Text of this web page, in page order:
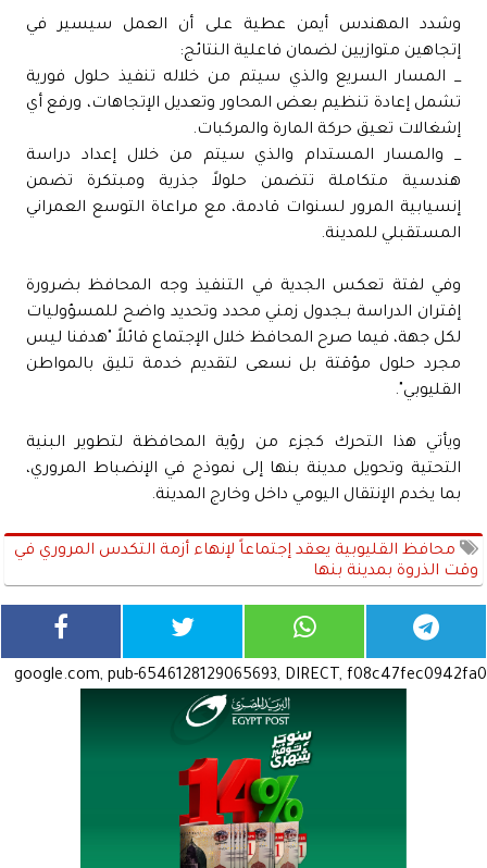
و​شدد المهندس أيمن عطية على أن العمل سيسير في
إتجاهين متوازيين لضمان فاعلية النتائج:
_ ​المسار السريع والذي سيتم من خلاله تنفيذ حلول فورية
تشمل إعادة تنظيم بعض المحاور وتعديل الإتجاهات، ورفع أي
إشغالات تعيق حركة المارة والمركبات.
_ و​المسار المستدام والذي سيتم من خلال إعداد دراسة
هندسية متكاملة تتضمن حلولاً جذرية ومبتكرة تضمن
إنسيابية المرور لسنوات قادمة، مع مراعاة التوسع العمراني
المستقبلي للمدينة​.
​وفي لفتة تعكس الجدية في التنفيذ وجه المحافظ بضرورة
إقتران الدراسة بـجدول زمني محدد وتحديد واضح للمسؤوليات
لكل جهة، فيما صرح المحافظ خلال الإجتماع قائلاً ​"هدفنا ليس
مجرد حلول مؤقتة بل نسعى لتقديم خدمة تليق بالمواطن
القليوبي".
ويأتي هذا التحرك كجزء من رؤية المحافظة لتطوير البنية
التحتية وتحويل مدينة بنها إلى نموذج في الإنضباط المروري،
بما يخدم الإنتقال اليومي داخل وخارج المدينة.
محافظ القليوبية يعقد إجتماعاً لإنهاء أزمة التكدس المروري في
وقت الذروة بمدينة بنها
google.com, pub-6546128129065693, DIRECT, f08c47fec0942fa0